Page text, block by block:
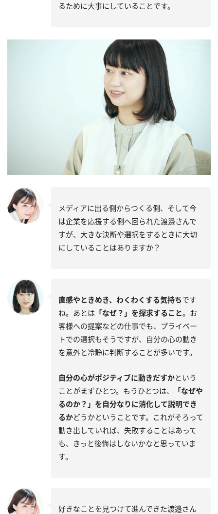
るために大事にしていることです。
メディアに出る側からつくる側、そして今
は企業を応援する側へ回られた渡邉さんで
すが、大きな決断や選択をするときに大切
にしていることはありますか？
直感やときめき、わくわくする気持ちです
ね。あとは 「なぜ？」を探求すること。お
客様への提案などの仕事でも、プライベー
トでの選択もそうですが、自分の心の動き
を意外と冷静に判断することが多いです。
自分の心がポジティブに動きだすかという
ことがまずひとつ。もうひとつは、
「なぜや
るのか？」を自分なりに消化して説明でき
るかどうかということです。これがそろって
動き出していれば、失敗することはあって
も、きっと後悔はしないかなと思っていま
す。
好きなことを見つけて進んできた渡邉さん